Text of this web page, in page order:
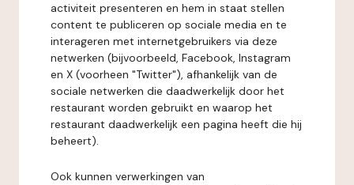
activiteit presenteren en hem in staat stellen
content te publiceren op sociale media en te
interageren met internetgebruikers via deze
netwerken (bijvoorbeeld, Facebook, Instagram
en X (voorheen "Twitter"), afhankelijk van de
sociale netwerken die daadwerkelijk door het
restaurant worden gebruikt en waarop het
restaurant daadwerkelijk een pagina heeft die hij
beheert).
Ook kunnen verwerkingen van